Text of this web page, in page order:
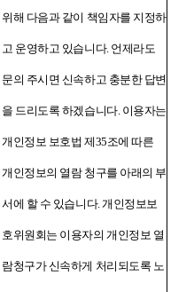
위해 다음과 같이 책임자를 지정하
고 운영하고 있습니다. 언제라도
문의 주시면 신속하고 충분한 답변
을 드리도록 하겠습니다. 이용자는
개인정보 보호법 제35조에 따른
개인정보의 열람 청구를 아래의 부
서에 할 수 있습니다. 개인정보보
호위원회는 이용자의 개인정보 열
람청구가 신속하게 처리되도록 노